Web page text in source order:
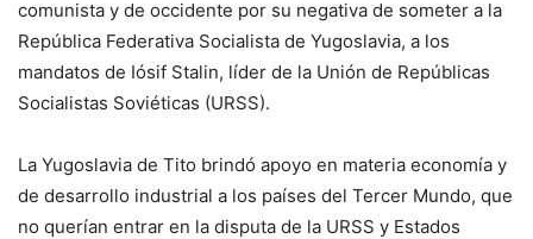
comunista y de occidente por su negativa de someter a la
República Federativa Socialista de Yugoslavia, a los
mandatos de Iósif Stalin, líder de la Unión de Repúblicas
Socialistas Soviéticas (URSS).
La Yugoslavia de Tito brindó apoyo en materia economía y
de desarrollo industrial a los países del Tercer Mundo, que
no querían entrar en la disputa de la URSS y Estados